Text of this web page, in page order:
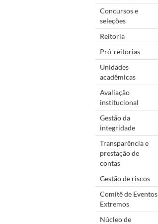
Concursos e
seleções
Reitoria
Pró-reitorias
Unidades
acadêmicas
Avaliação
institucional
Gestão da
integridade
Transparência e
prestação de
contas
Gestão de riscos
Comitê de Eventos
Extremos
Núcleo de